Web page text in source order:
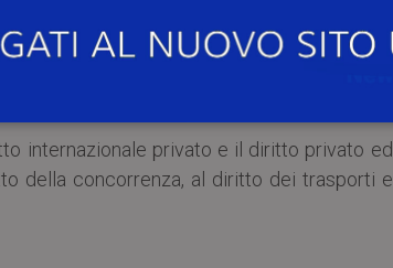
and International Private Law di
internazionale privato e il diritto privato ed
della concorrenza, al diritto dei trasporti e